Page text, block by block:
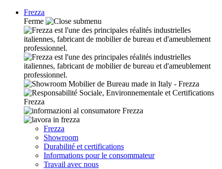
Frezza
Ferme
Frezza
Showroom
Durabilité et certifications
Informations pour le consommateur
Travail avec nous